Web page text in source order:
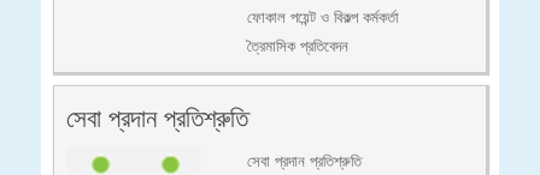
ফোকাল পয়েন্ট ও বিকল্প কর্মকর্তা
ত্রৈমাসিক প্রতিবেদন
সেবা প্রদান প্রতিশ্রুতি
সেবা প্রদান প্রতিশ্রুতি